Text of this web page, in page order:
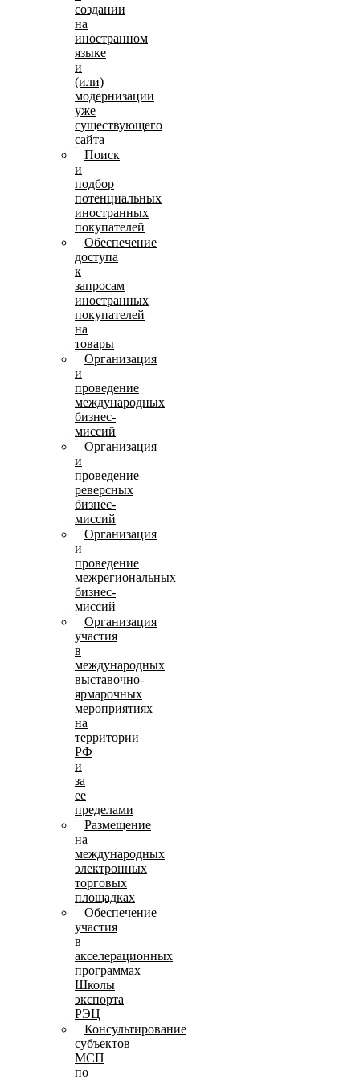
создании
на
иностранном
языке
и
(или)
модернизации
уже
существующего
сайта
Поиск
и
подбор
потенциальных
иностранных
покупателей
Обеспечение
доступа
к
запросам
иностранных
покупателей
на
товары
Организация
и
проведение
международных
бизнес-
миссий
Организация
и
проведение
реверсных
бизнес-
миссий
Организация
и
проведение
межрегиональных
бизнес-
миссий
Организация
участия
в
международных
выставочно-
ярмарочных
мероприятиях
на
территории
РФ
и
за
ее
пределами
Размещение
на
международных
электронных
торговых
площадках
Обеспечение
участия
в
акселерационных
программах
Школы
экспорта
РЭЦ
Консультирование
субъектов
МСП
по